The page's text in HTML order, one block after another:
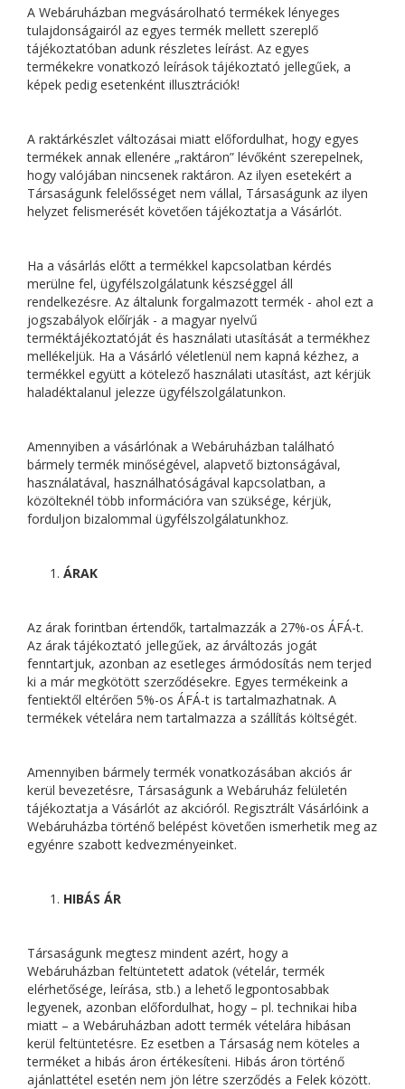
A Webáruházban megvásárolható termékek lényeges
tulajdonságairól az egyes termék mellett szereplő
tájékoztatóban adunk részletes leírást. Az egyes
termékekre vonatkozó leírások tájékoztató jellegűek, a
képek pedig esetenként illusztrációk!
A raktárkészlet változásai miatt előfordulhat, hogy egyes
termékek annak ellenére „raktáron” lévőként szerepelnek,
hogy valójában nincsenek raktáron. Az ilyen esetekért a
Társaságunk felelősséget nem vállal, Társaságunk az ilyen
helyzet felismerését követően tájékoztatja a Vásárlót.
Ha a vásárlás előtt a termékkel kapcsolatban kérdés
merülne fel, ügyfélszolgálatunk készséggel áll
rendelkezésre. Az általunk forgalmazott termék - ahol ezt a
jogszabályok előírják - a magyar nyelvű
terméktájékoztatóját és használati utasítását a termékhez
mellékeljük. Ha a Vásárló véletlenül nem kapná kézhez, a
termékkel együtt a kötelező használati utasítást, azt kérjük
haladéktalanul jelezze ügyfélszolgálatunkon.
Amennyiben a vásárlónak a Webáruházban található
bármely termék minőségével, alapvető biztonságával,
használatával, használhatóságával kapcsolatban, a
közölteknél több információra van szüksége, kérjük,
forduljon bizalommal ügyfélszolgálatunkhoz.
ÁRAK
Az árak forintban értendők, tartalmazzák a 27%-os ÁFÁ-t.
Az árak tájékoztató jellegűek, az árváltozás jogát
fenntartjuk, azonban az esetleges ármódosítás nem terjed
ki a már megkötött szerződésekre. Egyes termékeink a
fentiektől eltérően 5%-os ÁFÁ-t is tartalmazhatnak. A
termékek vételára nem tartalmazza a szállítás költségét.
Amennyiben bármely termék vonatkozásában akciós ár
kerül bevezetésre, Társaságunk a Webáruház felületén
tájékoztatja a Vásárlót az akcióról. Regisztrált Vásárlóink a
Webáruházba történő belépést követően ismerhetik meg az
egyénre szabott kedvezményeinket.
HIBÁS ÁR
Társaságunk megtesz mindent azért, hogy a
Webáruházban feltüntetett adatok (vételár, termék
elérhetősége, leírása, stb.) a lehető legpontosabbak
legyenek, azonban előfordulhat, hogy – pl. technikai hiba
miatt – a Webáruházban adott termék vételára hibásan
kerül feltüntetésre. Ez esetben a Társaság nem köteles a
terméket a hibás áron értékesíteni. Hibás áron történő
ajánlattétel esetén nem jön létre szerződés a Felek között.